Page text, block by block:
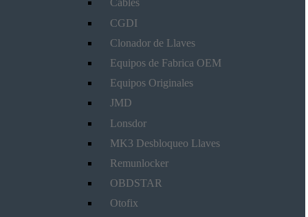
Cables
CGDI
Clonador de Llaves
Equipos de Fabrica OEM
Equipos Originales
JMD
Lonsdor
MK3 Desbloqueo Llaves
Remunlocker
OBDSTAR
Otofix